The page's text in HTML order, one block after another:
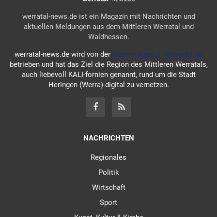
werratal-news.de ist ein Magazin mit Nachrichten und
aktuellen Meldungen aus dem Mittleren Werratal und
Waldhessen.
werratal-news.de wird von der Internetagentur dd-media.de
betrieben und hat das Ziel die Region des Mittleren Werratals,
auch liebevoll KALI-fornien genannt, rund um die Stadt
Heringen (Werra) digital zu vernetzen.
NACHRICHTEN
Regionales
Politik
Wirtschaft
Sport